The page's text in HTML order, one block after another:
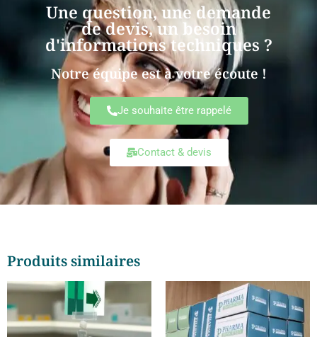
Une question, une demande
de devis, un besoin
d'informations techniques ?
Notre équipe est à votre écoute !
Je souhaite être rappelé
Contact & devis
Produits similaires